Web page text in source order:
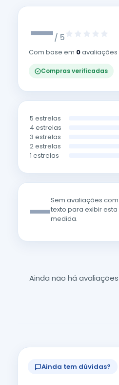
—/ 5
Com base em 0avaliações
Compras verificadas
5 estrelas
4 estrelas
3 estrelas
2 estrelas
1 estrelas
—Sem avaliações com
texto para exibir esta
medida.
Ainda não há
Ainda tem dúvidas?